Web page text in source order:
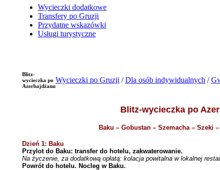
Wycieczki dodatkowe
Transfery po Gruzji
Przydatne wskazówki
Usługi turystyczne
Blitz-
wycieczka po
Azerbajdżanu
Wycieczki po Gruzji /Dla osób indywidualnych /
Blitz-wycieczka po
Baku – Gobustan – Szemacha – Szeki
Dzień 1: Baku
Przylot do Baku: transfer do hotelu, zakwaterowanie.
Na życzenie, za dodatkową opłatą: kolacja powitalna w lokalnej
Powrót do hotelu. Nocleg w Baku.